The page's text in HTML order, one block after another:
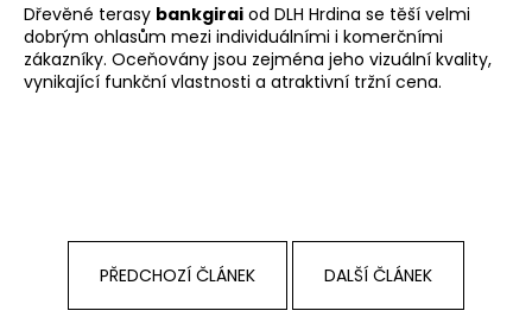
Dřevěné terasy bankgirai od DLH Hrdina se těší velmi
dobrým ohlasům mezi individuálními i komerčními
zákazníky. Oceňovány jsou zejména jeho vizuální kvality,
vynikající funkční vlastnosti a atraktivní tržní cena.
PŘEDCHOZÍ ČLÁNEK DALŠÍ ČLÁNEK